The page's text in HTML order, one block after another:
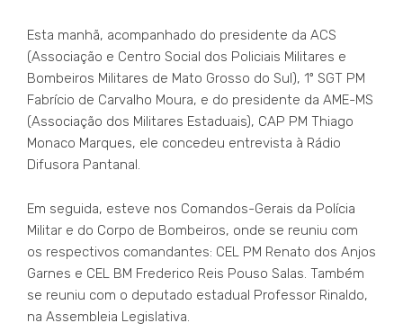
Esta manhã, acompanhado do presidente da ACS
(Associação e Centro Social dos Policiais Militares e
Bombeiros Militares de Mato Grosso do Sul), 1º SGT PM
Fabrício de Carvalho Moura, e do presidente da AME-MS
(Associação dos Militares Estaduais), CAP PM Thiago
Monaco Marques, ele concedeu entrevista à Rádio
Difusora Pantanal.
Em seguida, esteve nos Comandos-Gerais da Polícia
Militar e do Corpo de Bombeiros, onde se reuniu com
os respectivos comandantes: CEL PM Renato dos Anjos
Garnes e CEL BM Frederico Reis Pouso Salas. Também
se reuniu com o deputado estadual Professor Rinaldo,
na Assembleia Legislativa.